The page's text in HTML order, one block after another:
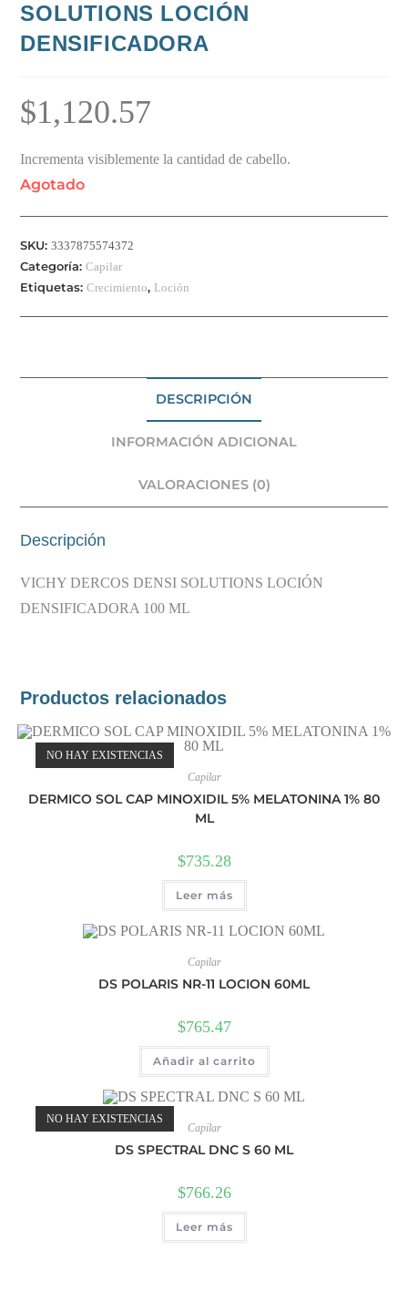
SOLUTIONS LOCIÓN
DENSIFICADORA
$1,120.57
Incrementa visiblemente la cantidad de cabello.
Agotado
SKU:3337875574372
Categoría:Capilar
Etiquetas:Crecimiento, Loción
DESCRIPCIÓN
INFORMACIÓN ADICIONAL
VALORACIONES (0)
Descripción
VICHY DERCOS DENSI SOLUTIONS LOCIÓN
DENSIFICADORA 100 ML
Productos relacionados
NO HAY EXISTENCIAS
Capilar
DERMICO SOL CAP MINOXIDIL 5% MELATONINA 1% 80
ML
$735.28
Leer más
Capilar
DS POLARIS NR-11 LOCION 60ML
$765.47
Añadir al carrito
NO HAY EXISTENCIAS
Capilar
DS SPECTRAL DNC S 60 ML
$766.26
Leer más